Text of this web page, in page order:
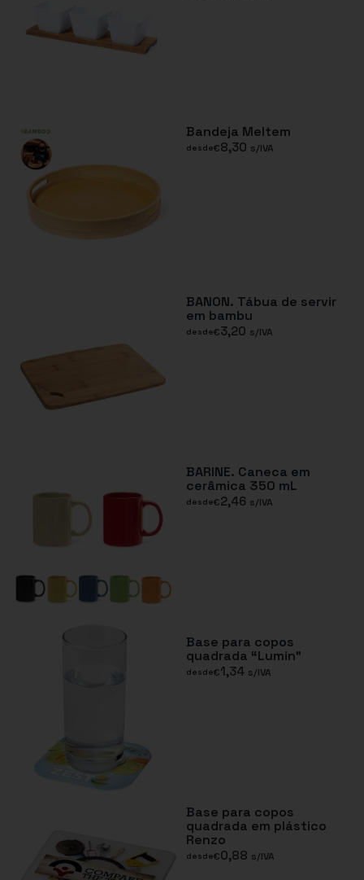
Bandeja Meltem
desde€8,30 s/IVA
BANON. Tábua de servir
em bambu
desde€3,20 s/IVA
BARINE. Caneca em
cerâmica 350 mL
desde€2,46 s/IVA
Base para copos
quadrada “Lumin”
desde€1,34 s/IVA
Base para copos
quadrada em plástico
Renzo
desde€0,88 s/IVA